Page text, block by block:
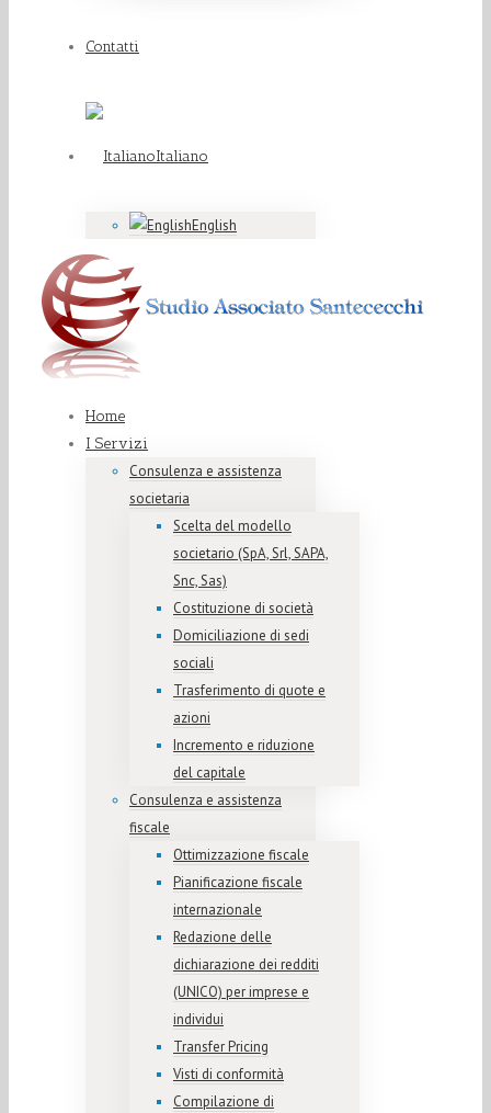
Contatti
Italiano
English
Home
I Servizi
Consulenza e assistenza
societaria
Scelta del modello
societario (SpA, Srl, SAPA,
Snc, Sas)
Costituzione di società
Domiciliazione di sedi
sociali
Trasferimento di quote e
azioni
Incremento e riduzione
del capitale
Consulenza e assistenza
fiscale
Ottimizzazione fiscale
Pianificazione fiscale
internazionale
Redazione delle
dichiarazione dei redditi
(UNICO) per imprese e
individui
Transfer Pricing
Visti di conformità
Compilazione di